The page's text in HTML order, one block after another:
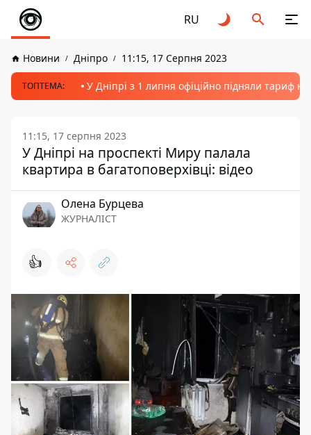
RU
Новини Дніпро 11:15, 17 Серпня 2023
ТОПТЕМА: У Дніпрі з 1 липня офіційно підняли тариф
11:15, 17 серпня 2023
У Дніпрі на проспекті Миру палала
квартира в багатоповерхівці: відео
Олена Бурцева
ЖУРНАЛІСТ
👍